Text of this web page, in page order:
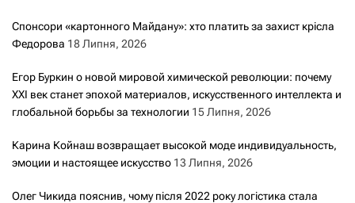
Спонсори «картонного Майдану»: хто платить за захист крісла
Федорова 18 Липня, 2026
Егор Буркин о новой мировой химической революции: почему
XXI век станет эпохой материалов, искусственного интеллекта и
глобальной борьбы за технологии 15 Липня, 2026
Карина Койнаш возвращает высокой моде индивидуальность,
эмоции и настоящее искусство 13 Липня, 2026
Олег Чикида пояснив, чому після 2022 року логістика стала